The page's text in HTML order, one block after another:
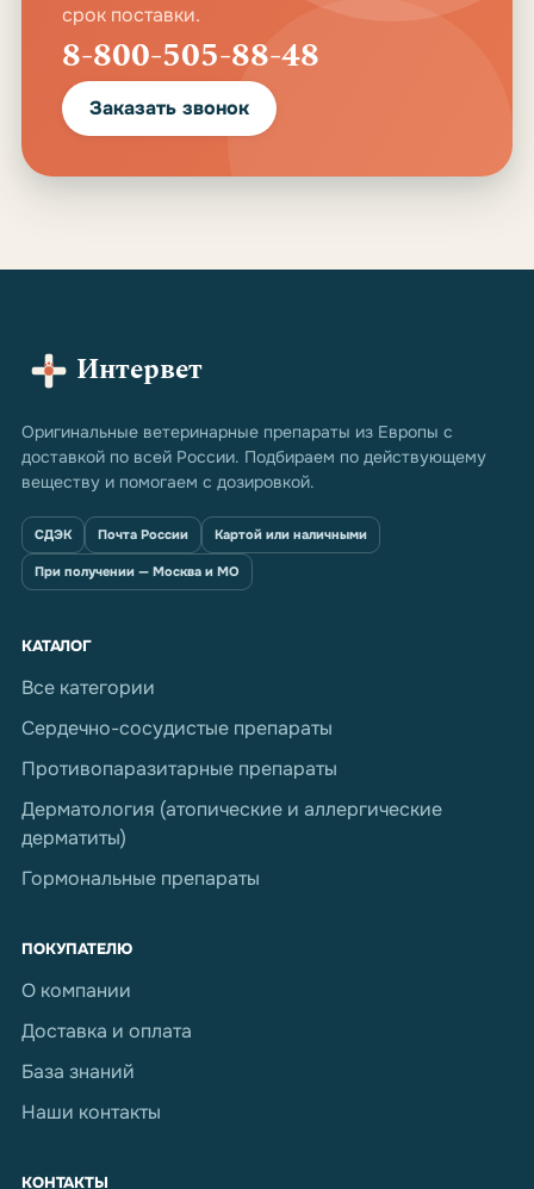
срок поставки.
8-800-505-88-48
Заказать звонок
Интервет
Оригинальные ветеринарные препараты из Европы с
доставкой по всей России. Подбираем по действующему
веществу и помогаем с дозировкой.
СДЭК Почта России Картой или наличными
При получении — Москва и МО
КАТАЛОГ
Все категории
Сердечно-сосудистые препараты
Противопаразитарные препараты
Дерматология (атопические и аллергические
дерматиты)
Гормональные препараты
ПОКУПАТЕЛЮ
О компании
Доставка и оплата
База знаний
Наши контакты
КОНТАКТЫ